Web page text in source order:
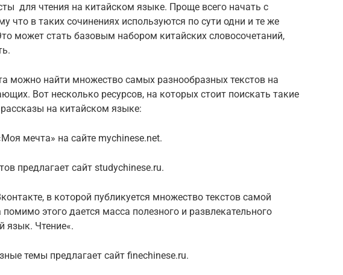
для чтения на китайском языке. Проще всего начать с
что в таких сочинениях используются по сути одни и те же
может стать базовым набором китайских словосочетаний,
можно найти множество самых разнообразных текстов на
Вот несколько ресурсов, на которых стоит поискать такие
на китайском языке:
мечта» на сайте mychinese.net.
предлагает сайт studychinese.ru.
в которой публикуется множество текстов самой
этого дается масса полезного и развлекательного
язык. Чтение«.
темы предлагает сайт finechinese.ru.